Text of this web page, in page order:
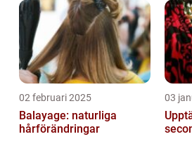
02 februari 2025
Balayage: naturliga
hårförändringar
03